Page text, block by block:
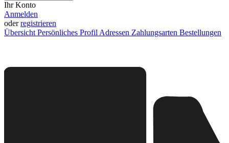
Ihr Konto
Anmelden
oderregistrieren
Übersicht Persönliches Profil Adressen Zahlungsarten Bestellungen